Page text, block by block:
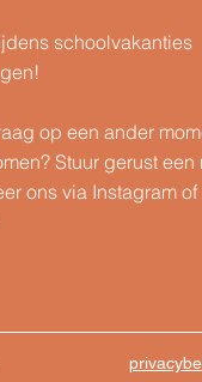
schoolvakanties
op een ander
Stuur gerust een
ons via Instagram of